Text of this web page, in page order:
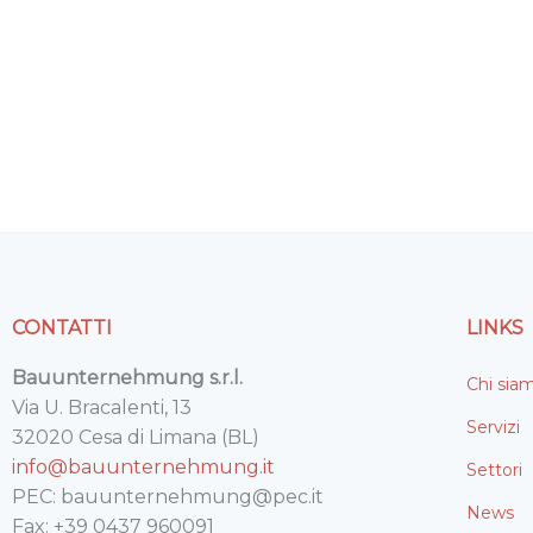
CONTATTI
Bauunternehmung s.r.l.
Via U. Bracalenti, 13
32020 Cesa di Limana (BL)
info@bauunternehmung.it
PEC: bauunternehmung@pec.it
Fax: +39 0437 960091
LINKS
Chi
Servizi
Settori
News